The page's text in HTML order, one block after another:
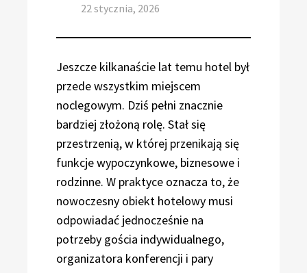
Posted
22 stycznia, 2026
Jeszcze kilkanaście lat temu hotel był
przede wszystkim miejscem
noclegowym. Dziś pełni znacznie
bardziej złożoną rolę. Stał się
przestrzenią, w której przenikają się
funkcje wypoczynkowe, biznesowe i
rodzinne. W praktyce oznacza to, że
nowoczesny obiekt hotelowy musi
odpowiadać jednocześnie na
potrzeby gościa indywidualnego,
organizatora konferencji i pary